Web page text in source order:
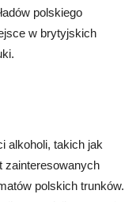
polskiego
w brytyjskich
alkoholi, takich jak
zainteresowanych
polskich trunków.